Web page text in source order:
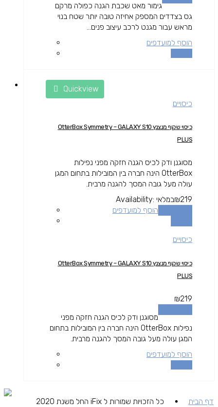
גימור מאט שכבת הגנה כפולה מרקם
גס בצדדים המספק אחיזה טובה יותר שטח בנוי
מראש עבור מגנט לרכב עיצוב פנים...
הוסף למועדפים
Quickview
כיסויים
כיסוי שקוף מנצנץ OtterBox Symmetry – GALAXY S10
PLUS
מסוגנן ודק לכיס הגנה חזקה מפני נפילות
OtterBox הינה חברה בין המובילות בתחום המגן
עולה מעל גובה המסך להגנה מרבית.
₪219
Availability: במלאי
הוסף למועדפים
כיסויים
כיסוי שקוף מנצנץ OtterBox Symmetry – GALAXY S10
PLUS
₪219
מסוגנן ודק לכיס הגנה חזקה מפני
נפילות OtterBox הינה חברה בין המובילות בתחום
המגן עולה מעל גובה המסך להגנה מרבית.
הוסף למועדפים
דף הבית
כל הזכויות שמורות ל iFix החל משנת 2020